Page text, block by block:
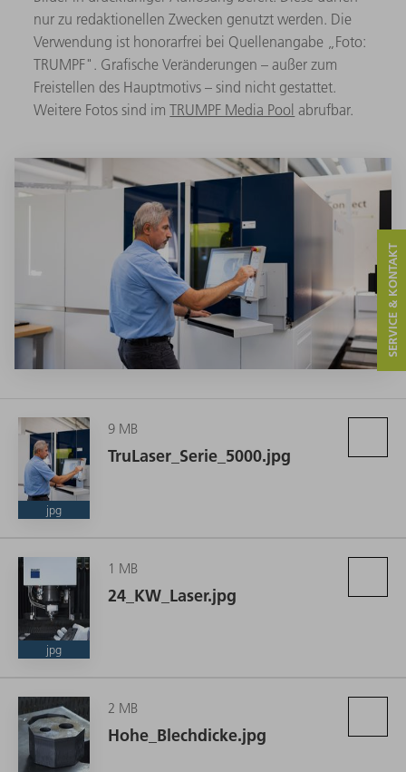
nur zu redaktionellen Zwecken genutzt werden. Die
Verwendung ist honorarfrei bei Quellenangabe „Foto:
TRUMPF". Grafische Veränderungen – außer zum
Freistellen des Hauptmotivs – sind nicht gestattet.
Weitere Fotos sind imTRUMPF Media Pool abrufbar.
Der TRUMPF hat bei seiner Laserschneidmaschinenserie
TruLaser 5000 die Laserleistung von 12 auf 24 kW
verdoppelt. (Quelle: TRUMPF)
jpg
9 MB
TruLaser_Serie_5000.jpg
jpg
1 MB
24_KW_Laser.jpg
2 MB
Hohe_Blechdicke.jpg
SERVICE & KONTAKT